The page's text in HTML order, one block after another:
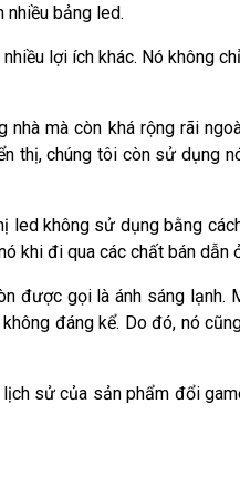
nhiều bảng led.
lợi ích khác. Nó không
mà còn khá rộng rãi
thị, chúng tôi còn sử dụng
led không sử dụng bằng
khi đi qua các chất bán dẫn
được gọi là ánh sáng lạnh.
đáng kể. Do đó, nó
sử của sản phẩm đổi